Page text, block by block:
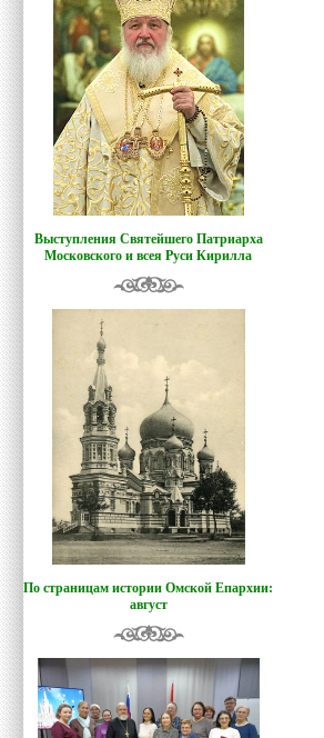
Выступления Святейшего Патриарха
Московского и всея Руси Кирилла
По страницам истории Омской Епархии:
август